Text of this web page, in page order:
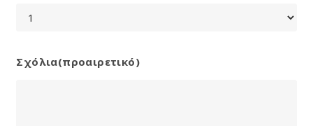
Σχόλια(προαιρετικό)